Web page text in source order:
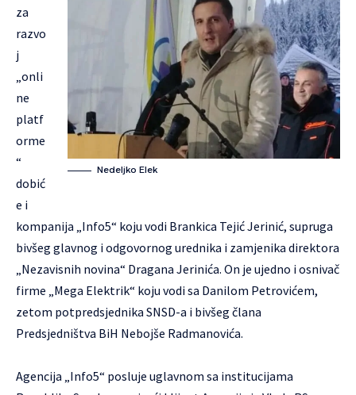
Nedeljko Elek
za
razvo
j
„onli
ne
platf
orme
“
dobić
e i
kompanija „Info5“ koju vodi Brankica Tejić Jerinić, supruga
bivšeg glavnog i odgovornog urednika i zamjenika direktora
„Nezavisnih novina“ Dragana Jerinića. On je ujedno i osnivač
firme „Mega Elektrik“ koju vodi sa Danilom Petrovićem,
zetom potpredsjednika SNSD-a i bivšeg člana
Predsjedništva BiH Nebojše Radmanovića.
Agencija „Info5“ posluje uglavnom sa institucijama